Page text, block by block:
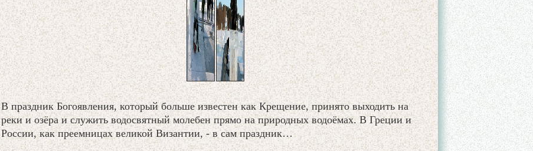
В праздник Богоявления, который больше известен как Крещение, принято выходить на
реки и озёра и служить водосвятный молебен прямо на природных водоёмах. В Греции и
России, как преемницах великой Византии, - в сам праздник…